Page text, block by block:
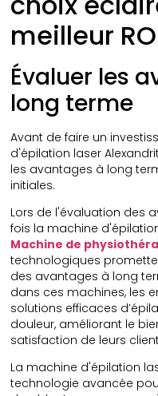
meilleur
Évaluer les
long terme
Avant de faire un
d'épilation laser
les avantages à long
initiales.
Lors de l'évaluation des
fois la machine
Machine de
technologiques
des avantages à long
dans ces machines, les
solutions efficaces
douleur, améliorant le
satisfaction de leurs
La machine d'épilation
technologie avancée